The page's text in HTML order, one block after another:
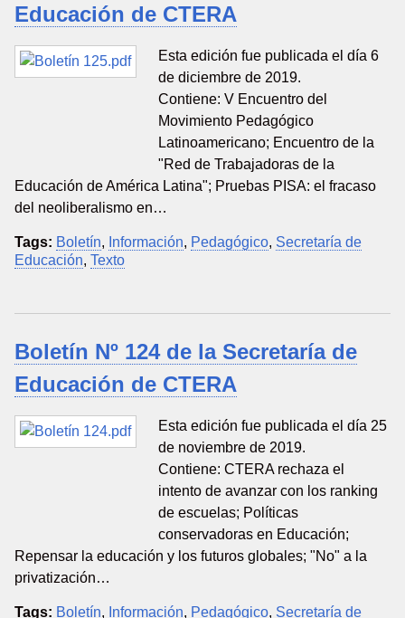
Educación de CTERA
Esta edición fue publicada el día 6
de diciembre de 2019.
Contiene: V Encuentro del
Movimiento Pedagógico
Latinoamericano; Encuentro de la
"Red de Trabajadoras de la
Educación de América Latina"; Pruebas PISA: el fracaso
del neoliberalismo en…
Tags: Boletín, Información, Pedagógico, Secretaría de
Educación, Texto
Boletín Nº 124 de la Secretaría de
Educación de CTERA
Esta edición fue publicada el día 25
de noviembre de 2019.
Contiene: CTERA rechaza el
intento de avanzar con los ranking
de escuelas; Políticas
conservadoras en Educación;
Repensar la educación y los futuros globales; "No" a la
privatización…
Tags: Boletín, Información, Pedagógico, Secretaría de